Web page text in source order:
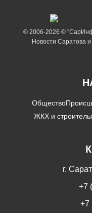
© 2006-2026 ©
Новости Саратова
Общество
ЖКХ и
г.
+7
+7